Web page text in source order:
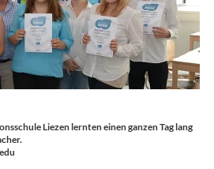
Liezen lernten einen ganzen Tag lang